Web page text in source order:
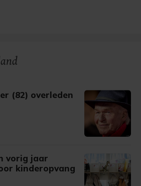
(82) overleden
vorig jaar
kinderopvang